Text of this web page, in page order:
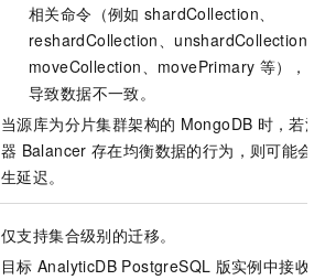
相关命令（例如 shardCollection、
reshardCollection、unshardCollection、
moveCollection、movePrimary 等），
导致数据不一致。
当源库为分片集群架构的 MongoDB 时，若
器 Balancer 存在均衡数据的行为，则可能会
生延迟。
仅支持集合级别的迁移。
目标 AnalyticDB PostgreSQL 版实例中接收